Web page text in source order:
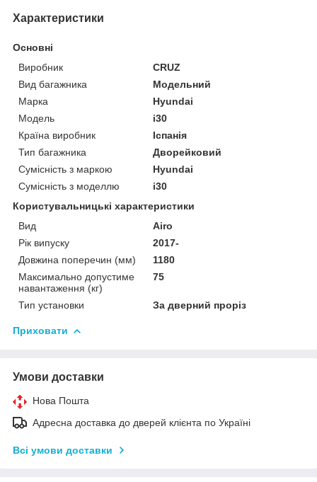
Характеристики
Основні
Виробник
CRUZ
Вид багажника
Модельний
Марка
Hyundai
Модель
i30
Країна виробник
Іспанія
Тип багажника
Дворейковий
Сумісність з маркою
Hyundai
Сумісність з моделлю
i30
Користувальницькі характеристики
Вид
Airo
Рік випуску
2017-
Довжина поперечин (мм)
1180
Максимально допустиме
навантаження (кг)
75
Тип установки За дверний проріз
Приховати
Умови доставки
Нова Пошта
Адресна доставка до дверей клієнта по Україні
Всі умови доставки